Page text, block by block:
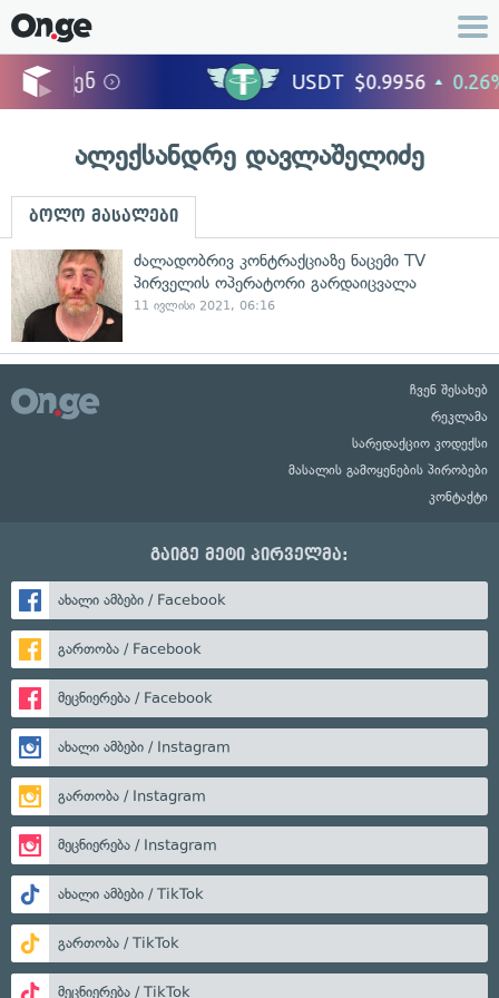
ალექსანდრე დავლაშელიძე
ბოლო მასალები
ძალადობრივ კონტრაქციაზე ნაცემი TV
პირველის ოპერატორი გარდაიცვალა
11 ივლისი 2021, 06:16
ჩვენ შესახებ
რეკლამა
სარედაქციო კოდექსი
მასალის გამოყენების პირობები
კონტაქტი
გაიგე მეტი პირველმა:
ახალი ამბები / Facebook
გართობა / Facebook
მეცნიერება / Facebook
ახალი ამბები / Instagram
გართობა / Instagram
მეცნიერება / Instagram
ახალი ამბები / TikTok
გართობა / TikTok
მეცნიერება / TikTok